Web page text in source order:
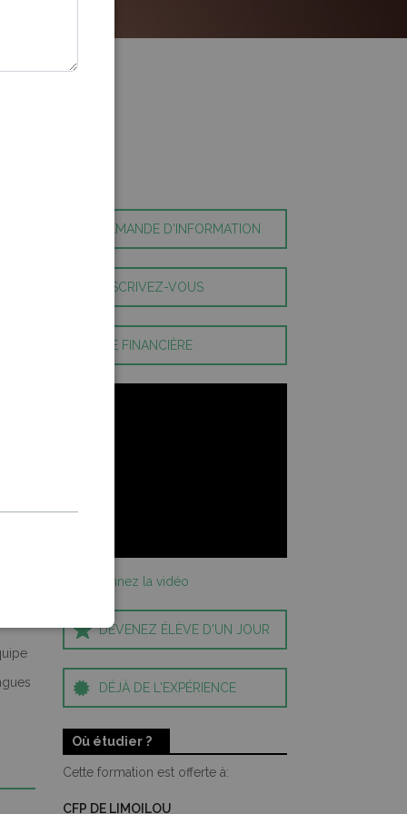
ÉDUCATEUR
la
DEMANDE D'INFORMATION
INSCRIVEZ-VOUS
AIDE FINANCIÈRE
>> Visionnez la vidéo
DEVENEZ ÉLÈVE D'UN JOUR
DÉJÀ DE L'EXPÉRIENCE
Où étudier ?
Cette formation est offerte à:
CFP DE LIMOILOU